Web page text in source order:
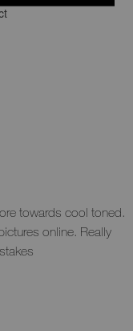
towards cool toned.
online. Really